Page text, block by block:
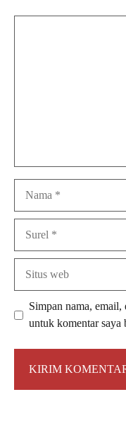
Simpan nama, email,
untuk komentar saya